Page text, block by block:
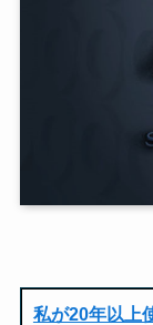
私が20年以上